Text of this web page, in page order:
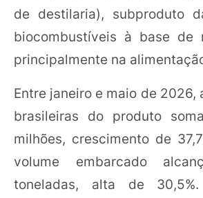
de destilaria), subproduto
biocombustíveis à base de
principalmente na
Entre janeiro e maio de 2026,
brasileiras do produto
milhões, crescimento de
volume embarcado
toneladas, alta de